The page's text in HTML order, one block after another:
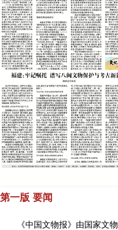
第一版 要闻
《中国文物报》由国家文物